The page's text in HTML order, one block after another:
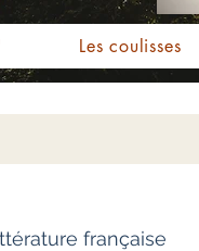
Les coulisses
française